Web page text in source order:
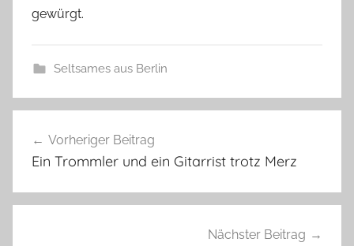
gewürgt.
Seltsames aus Berlin
Vorheriger Beitrag
Ein Trommler und ein Gitarrist trotz Merz
Nächster Beitrag